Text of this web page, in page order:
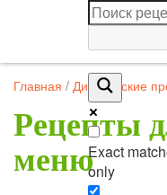
Exact
only
Главная / Диетические
Рецепты
меню